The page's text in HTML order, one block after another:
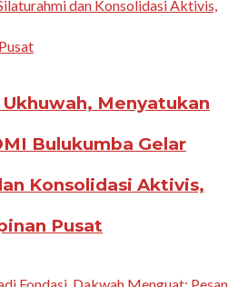
Menyatukan
Bulukumba Gelar
Konsolidasi Aktivis,
Pusat